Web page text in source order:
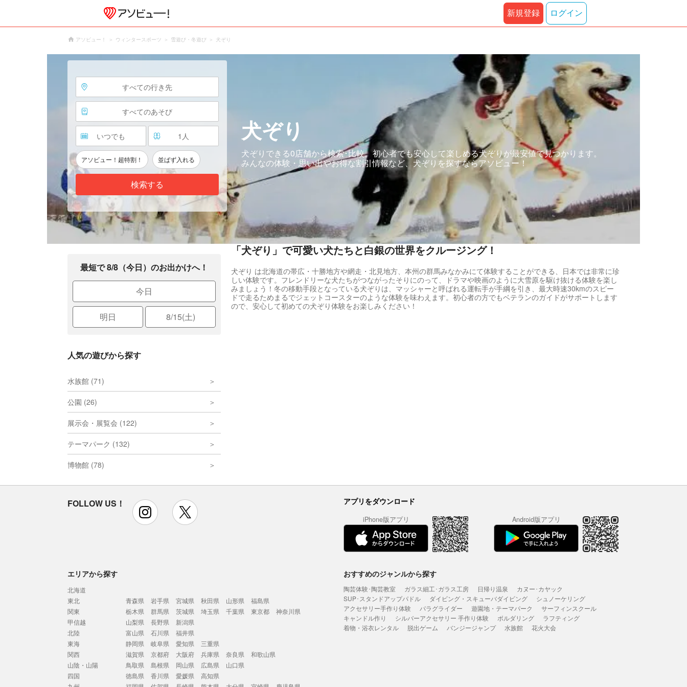
新規登録 ログイン
アソビュー！ ウィンタースポーツ 雪遊び・冬遊び 犬ぞり
すべての行き先
すべてのあそび
いつでも 1 人
アソビュー！超特割！ 並ばず入れる
検索する
犬ぞり
犬ぞりできる0店舗から検索･比較。初心者でも安心して楽しめる犬ぞりが最安値で見つかります。
みんなの体験・思い出やお得な割引情報など、犬ぞりを探すならアソビュー！
最短で 8/8（今日）のお出かけへ！
今日
明日 8/15(土)
人気の遊びから探す
水族館 (71)
公園 (26)
展示会・展覧会 (122)
テーマパーク (132)
博物館 (78)
「犬ぞり」で可愛い犬たちと白銀の世界をクルージング！
犬ぞり は北海道の帯広・十勝地方や網走・北見地方、本州の群馬みなかみにて体験することができる、日本では非常に珍
しい体験です。フレンドリーな犬たちがつながったそりにのって、ドラマや映画のように大雪原を駆け抜ける体験を楽し
みましょう！冬の移動手段となっている犬ぞりは、マッシャーと呼ばれる運転手が手綱を引き、最大時速30kmのスピー
ドで走るためまるでジェットコースターのような体験を味わえます。初心者の方でもベテランのガイドがサポートします
ので、安心して初めての犬ぞり体験をお楽しみください！
FOLLOW US！ instagram アプリをダウンロード
iPhone版アプリ Android版アプリ
エリアから探す
北海道
東北
青森県 岩手県 宮城県 秋田県 山形県
福島県
関東
栃木県 群馬県 茨城県 埼玉県 千葉県 東京都
神奈川県
甲信越
山梨県 長野県
新潟県
北陸
富山県 石川県
福井県
東海
静岡県 岐阜県 愛知県
三重県
関西
滋賀県 京都府 大阪府 兵庫県 奈良県
和歌山県
山陰・山陽
鳥取県 島根県 岡山県 広島県
山口県
四国
徳島県 香川県 愛媛県
高知県
おすすめのジャンルから探す
陶芸体験･陶芸教室 ガラス細工･ガラス工房 日帰り温泉
カヌー･カヤック
SUP･スタンドアップパドル
ダイビング・スキューバダイビング
シュノーケリング
アクセサリー手作り体験
パラグライダー 遊園地・テーマパーク
サーフィンスクール
キャンドル作り
シルバーアクセサリー 手作り体験 ボルダリング
ラフティング
着物・浴衣レンタル
脱出ゲーム バンジージャンプ 水族館 花火大会